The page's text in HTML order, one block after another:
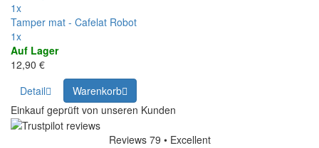
1x
Tamper mat - Cafelat Robot
1x
Auf Lager
12,90 €
Detail
Warenkorb
Einkauf geprüft von unseren Kunden
Reviews 79 • Excellent